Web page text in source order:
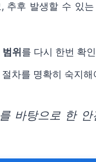
추후 발생할 수 있
위 를 다시 한번 확
절차를 명확히 숙지해
바탕으로 한